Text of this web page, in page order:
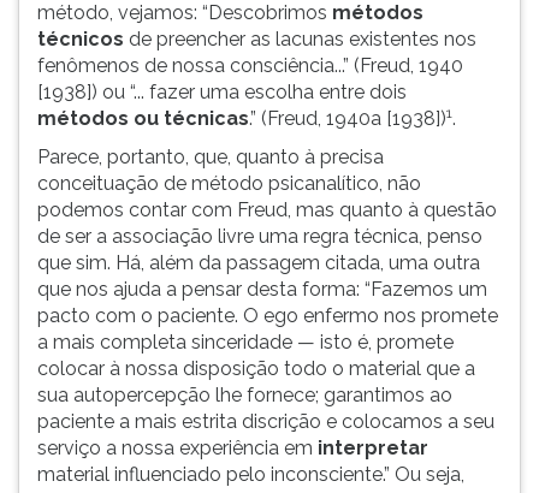
método, vejamos: “Descobrimos métodos
técnicos de preencher as lacunas existentes nos
fenômenos de nossa consciência...” (Freud, 1940
[1938]) ou “... fazer uma escolha entre dois
métodos ou técnicas.” (Freud, 1940a [1938])1.
Parece, portanto, que, quanto à precisa
conceituação de método psicanalítico, não
podemos contar com Freud, mas quanto à questão
de ser a associação livre uma regra técnica, penso
que sim. Há, além da passagem citada, uma outra
que nos ajuda a pensar desta forma: “Fazemos um
pacto com o paciente. O ego enfermo nos promete
a mais completa sinceridade — isto é, promete
colocar à nossa disposição todo o material que a
sua autopercepção lhe fornece; garantimos ao
paciente a mais estrita discrição e colocamos a seu
serviço a nossa experiência em interpretar
material influenciado pelo inconsciente.” Ou seja,